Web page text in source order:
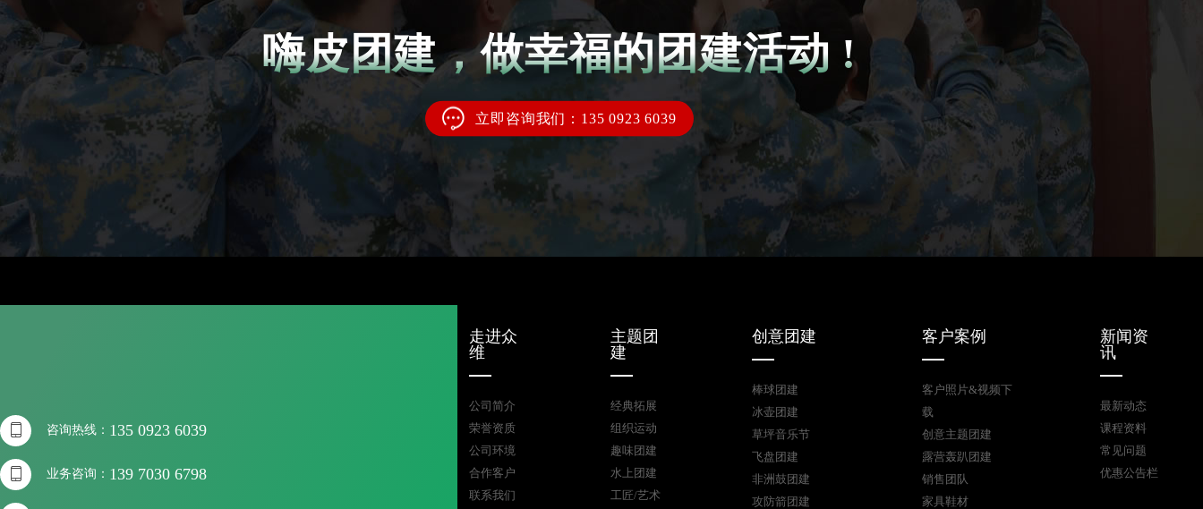
嗨皮团建，做幸福的团建活动 !
立即咨询我们：135 0923 6039
 咨询热线： 135 0923 6039
 业务咨询： 139 7030 6798
走进众
维
公司简介
荣誉资质
公司环境
合作客户
联系我们
主题团
建
经典拓展
组织运动
趣味团建
水上团建
工匠/艺术
创意团建
棒球团建
冰壶团建
草坪音乐节
飞盘团建
非洲鼓团建
攻防箭团建
客户案例
客户照片&视频下
载
创意主题团建
露营轰趴团建
销售团队
家具鞋材
新闻资
讯
最新动态
课程资料
常见问题
优惠公告栏